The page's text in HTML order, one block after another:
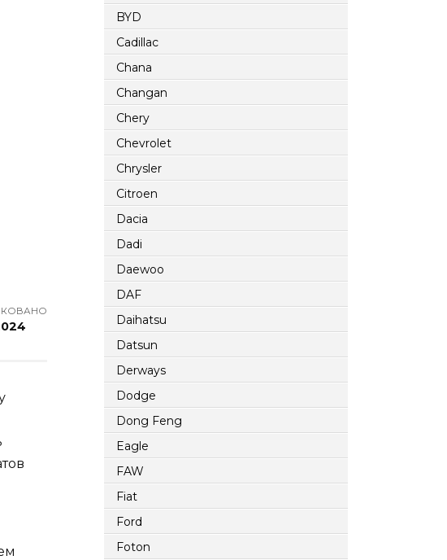
BYD
Cadillac
Chana
Changan
Chery
Chevrolet
Chrysler
Citroen
Dacia
Dadi
Daewoo
DAF
Daihatsu
Datsun
Derways
Dodge
Dong Feng
Eagle
FAW
Fiat
Ford
Foton